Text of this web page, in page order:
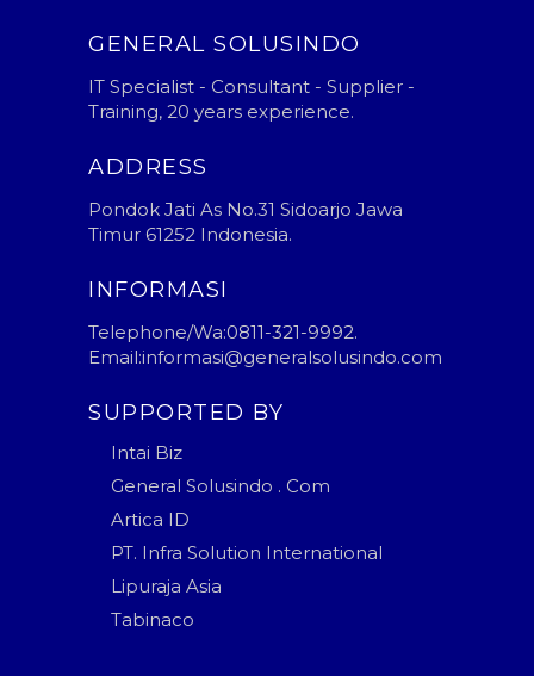
GENERAL SOLUSINDO
IT Specialist - Consultant - Supplier -
Training, 20 years experience.
ADDRESS
Pondok Jati As No.31 Sidoarjo Jawa
Timur 61252 Indonesia.
INFORMASI
Telephone/Wa:0811-321-9992.
Email:informasi@generalsolusindo.com
SUPPORTED BY
Intai Biz
General Solusindo . Com
Artica ID
PT. Infra Solution International
Lipuraja Asia
Tabinaco